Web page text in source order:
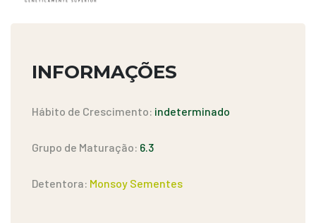
INFORMAÇÕES
Hábito de Crescimento: indeterminado
Grupo de Maturação: 6.3
Detentora: Monsoy Sementes